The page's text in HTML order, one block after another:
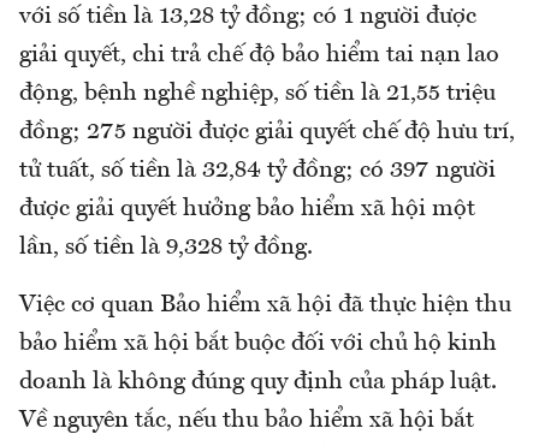
với số tiền là 13,28 tỷ đồng; có 1 người được
giải quyết, chi trả chế độ bảo hiểm tai nạn lao
động, bệnh nghề nghiệp, số tiền là 21,55 triệu
đồng; 275 người được giải quyết chế độ hưu trí,
tử tuất, số tiền là 32,84 tỷ đồng; có 397 người
được giải quyết hưởng bảo hiểm xã hội một
lần, số tiền là 9,328 tỷ đồng.
Việc cơ quan Bảo hiểm xã hội đã thực hiện thu
bảo hiểm xã hội bắt buộc đối với chủ hộ kinh
doanh là không đúng quy định của pháp luật.
Về nguyên tắc, nếu thu bảo hiểm xã hội bắt